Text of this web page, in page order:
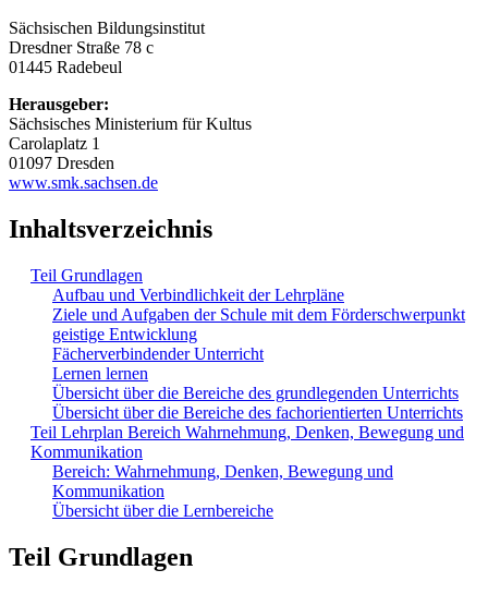
Sächsischen Bildungsinstitut
Dresdner Straße 78 c
01445 Radebeul
Herausgeber:
Sächsisches Ministerium für Kultus
Carolaplatz 1
01097 Dresden
www.smk.sachsen.de
Inhaltsverzeichnis
Teil Grundlagen
Aufbau und Verbindlichkeit der Lehrpläne
Ziele und Aufgaben der Schule mit dem Förderschwerpunkt
geistige Entwicklung
Fächerverbindender Unterricht
Lernen lernen
Übersicht über die Bereiche des grundlegenden Unterrichts
Übersicht über die Bereiche des fachorientierten Unterrichts
Teil Lehrplan Bereich Wahrnehmung, Denken, Bewegung und
Kommunikation
Bereich: Wahrnehmung, Denken, Bewegung und
Kommunikation
Übersicht über die Lernbereiche
Teil Grundlagen